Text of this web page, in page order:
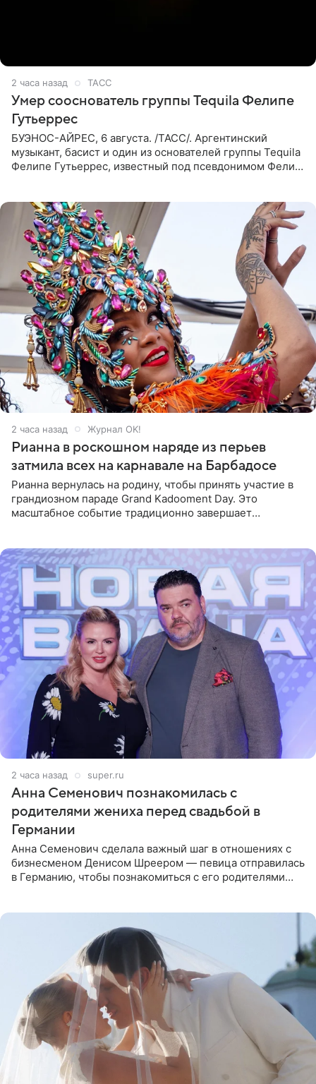
2 часа назад ТАСС
Умер сооснователь группы Tequila Фелипе
Гутьеррес
БУЭНОС-АЙРЕС, 6 августа. /ТАСС/. Аргентинский
музыкант, басист и один из основателей группы Tequila
Фелипе Гутьеррес, известный под псевдонимом Фелипе
2 часа назад Журнал OK!
Рианна в роскошном наряде из перьев
затмила всех на карнавале на Барбадосе
Рианна вернулась на родину, чтобы принять участие в
грандиозном параде Grand Kadooment Day. Это
масштабное событие традиционно завершает
2 часа назад super.ru
Анна Семенович познакомилась с
родителями жениха перед свадьбой в
Германии
Анна Семенович сделала важный шаг в отношениях с
бизнесменом Денисом Шреером — певица отправилась
в Германию, чтобы познакомиться с его родителями